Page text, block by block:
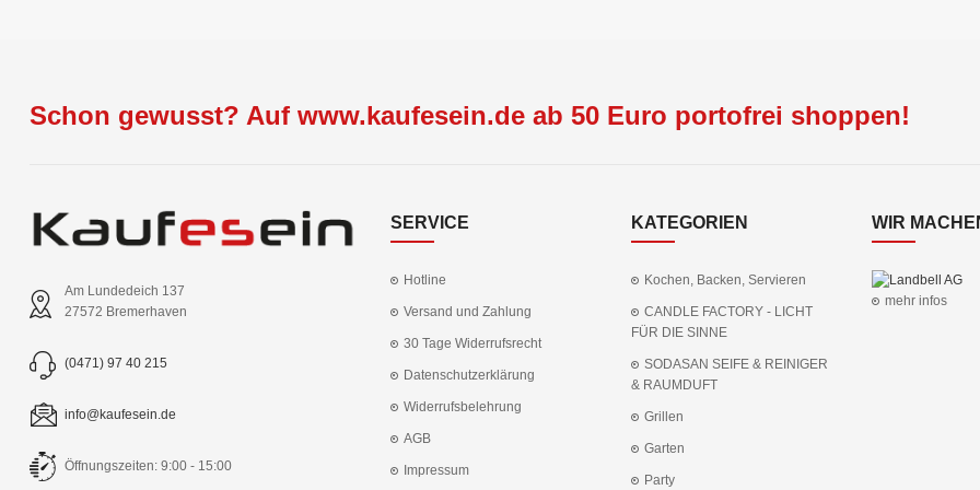
Schon gewusst? Auf www.kaufesein.de ab 50 Euro portofrei shoppen!
Am Lundedeich 137
27572 Bremerhaven
(0471) 97 40 215
info@kaufesein.de
Öffnungszeiten: 9:00 - 15:00
SERVICE
Hotline
Versand und Zahlung
30 Tage Widerrufsrecht
Datenschutzerklärung
Widerrufsbelehrung
AGB
Impressum
KATEGORIEN
Kochen, Backen, Servieren
CANDLE FACTORY - LICHT
FÜR DIE SINNE
SODASAN SEIFE & REINIGER
& RAUMDUFT
Grillen
Garten
Party
WIR
mehr infos